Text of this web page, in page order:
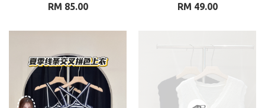
RM 85.00
RM 49.00